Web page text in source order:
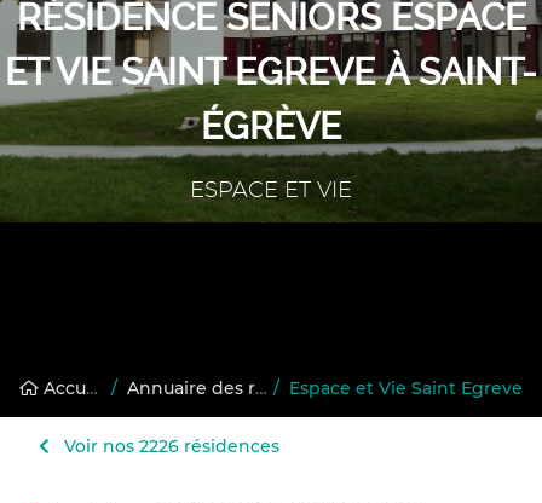
RÉSIDENCE SENIORS ESPACE
ET VIE SAINT EGREVE À SAINT-
ÉGRÈVE
ESPACE ET VIE
Accueil / Annuaire des résidences gérées / Espace et Vie Saint Egreve
Voir nos 2226 résidences